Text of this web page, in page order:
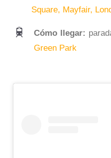
Square, Mayfair,
Cómo llegar:
Green Park